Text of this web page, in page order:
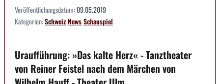
Veröffentlichungsdatum:09.05.2019
Kategorien:SchweizNewsSchauspiel
Uraufführung: »Das kalte Herz« - Tanztheater
von Reiner Feistel nach dem Märchen von